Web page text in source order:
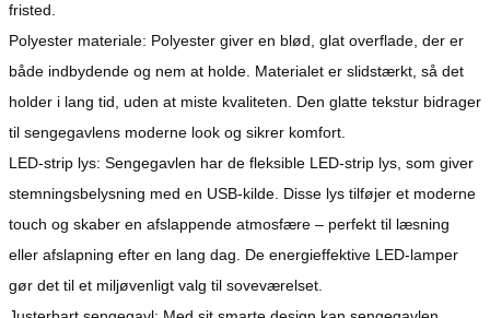
fristed.
Polyester materiale: Polyester giver en blød, glat overflade, der er
både indbydende og nem at holde. Materialet er slidstærkt, så det
holder i lang tid, uden at miste kvaliteten. Den glatte tekstur bidrager
til sengegavlens moderne look og sikrer komfort.
LED-strip lys: Sengegavlen har de fleksible LED-strip lys, som giver
stemningsbelysning med en USB-kilde. Disse lys tilføjer et moderne
touch og skaber en afslappende atmosfære – perfekt til læsning
eller afslapning efter en lang dag. De energieffektive LED-lamper
gør det til et miljøvenligt valg til soveværelset.